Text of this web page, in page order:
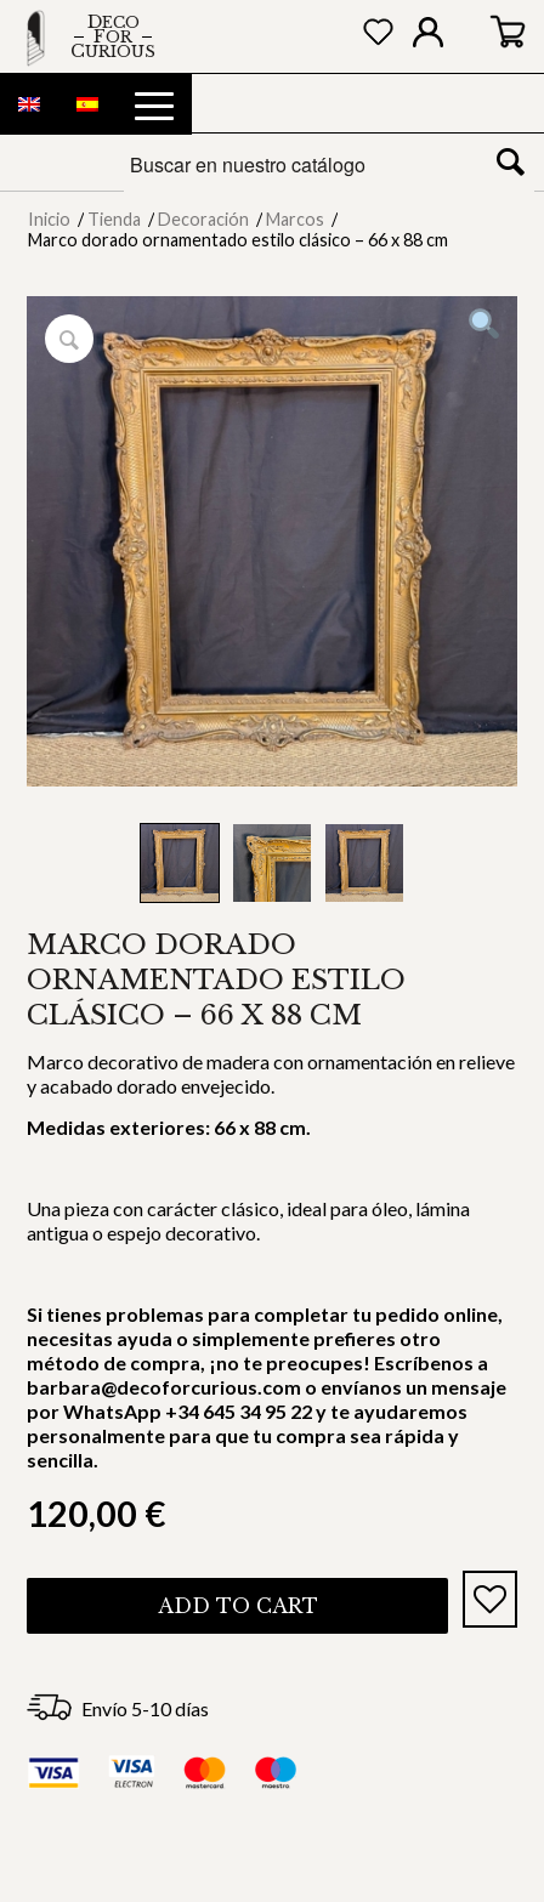
DECO
FOR
CURIOUS
Inicio / Tienda / Decoración / Marcos /
Marco dorado ornamentado estilo clásico – 66 x 88 cm
MARCO DORADO
ORNAMENTADO ESTILO
CLÁSICO – 66 X 88 CM
Marco decorativo de madera con ornamentación en relieve
y acabado dorado envejecido.
Medidas exteriores: 66 x 88 cm.
Una pieza con carácter clásico, ideal para óleo, lámina
antigua o espejo decorativo.
Si tienes problemas para completar tu pedido online,
necesitas ayuda o simplemente prefieres otro
método de compra, ¡no te preocupes! Escríbenos a
barbara@decoforcurious.com o envíanos un mensaje
por WhatsApp +34 645 34 95 22 y te ayudaremos
personalmente para que tu compra sea rápida y
sencilla.
120,00 €
ADD TO CART
Envío 5-10 días